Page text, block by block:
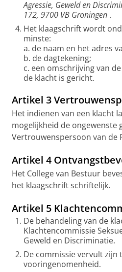
Agressie, Geweld en
172, 9700 VB Groningen .
Het klaagschrift wordt
minste:
a. de naam en het adres
b. de dagtekening;
c. een omschrijving van
de klacht is gericht.
Artikel 3
Het indienen van een klacht
mogelijkheid de ongewenste
Vertrouwenspersoon van de
Artikel 4
Het College van Bestuur
het klaagschrift schriftelijk.
Artikel 5
De behandeling van de
Klachtencommissie
Geweld en Discriminatie.
De commissie vervult zijn
vooringenomenheid.